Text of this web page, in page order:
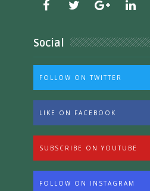
Social
FOLLOW ON TWITTER
LIKE ON FACEBOOK
SUBSCRIBE ON YOUTUBE
FOLLOW ON INSTAGRAM